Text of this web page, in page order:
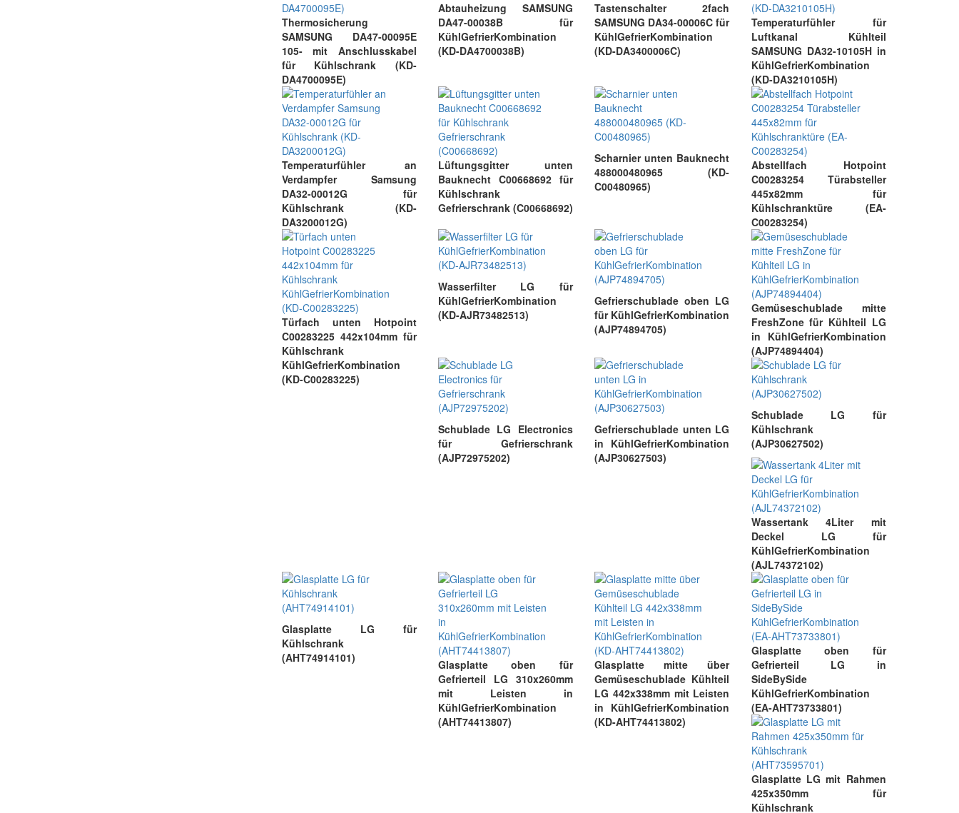
Thermosicherung
SAMSUNG DA47-00095E
105- mit Anschlusskabel
für Kühlschrank (KD-
DA4700095E)
Abtauheizung SAMSUNG
DA47-00038B für
KühlGefrierKombination
(KD-DA4700038B)
Tastenschalter 2fach
SAMSUNG DA34-00006C für
KühlGefrierKombination
(KD-DA3400006C)
Temperaturfühler für
Luftkanal Kühlteil
SAMSUNG DA32-10105H in
KühlGefrierKombination
(KD-DA3210105H)
Temperaturfühler an
Verdampfer Samsung
DA32-00012G für
Kühlschrank (KD-
DA3200012G)
Lüftungsgitter unten
Bauknecht C00668692 für
Kühlschrank
Gefrierschrank (C00668692)
Scharnier unten Bauknecht
488000480965 (KD-
C00480965)
Abstellfach Hotpoint
C00283254 Türabsteller
445x82mm für
Kühlschranktüre (EA-
C00283254)
Türfach unten Hotpoint
C00283225 442x104mm für
Kühlschrank
KühlGefrierKombination
(KD-C00283225)
Wasserfilter LG für
KühlGefrierKombination
(KD-AJR73482513)
Gefrierschublade oben LG
für KühlGefrierKombination
(AJP74894705)
Gemüseschublade mitte
FreshZone für Kühlteil LG
in KühlGefrierKombination
(AJP74894404)
Schublade LG Electronics
für Gefrierschrank
(AJP72975202)
Gefrierschublade unten LG
in KühlGefrierKombination
(AJP30627503)
Schublade LG für
Kühlschrank
(AJP30627502)
Wassertank 4Liter mit
Deckel LG für
KühlGefrierKombination
(AJL74372102)
Glasplatte LG für
Kühlschrank
(AHT74914101)
Glasplatte oben für
Gefrierteil LG 310x260mm
mit Leisten in
KühlGefrierKombination
(AHT74413807)
Glasplatte mitte über
Gemüseschublade Kühlteil
LG 442x338mm mit Leisten
in KühlGefrierKombination
(KD-AHT74413802)
Glasplatte oben für
Gefrierteil LG in
SideBySide
KühlGefrierKombination
(EA-AHT73733801)
Glasplatte LG mit Rahmen
425x350mm für
Kühlschrank